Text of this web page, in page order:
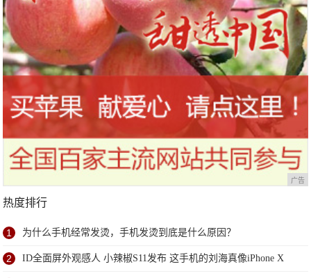
广告
热度排行
1 为什么手机经常发烫，手机发烫到底是什么原因？
2 ID全面屏外观感人 小辣椒S11发布 这手机的刘海真像iPhone X